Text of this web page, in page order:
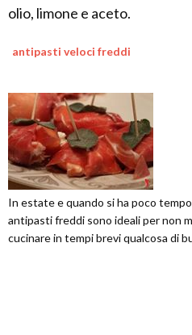
olio, limone e aceto.
antipasti veloci freddi
In estate e quando si ha poco
antipasti freddi sono ideali per non
cucinare in tempi brevi qualcosa di